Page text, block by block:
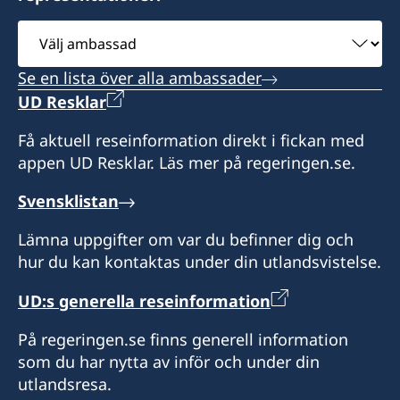
Välj
ambassad
Se en lista över alla ambassader
UD Resklar
Få aktuell reseinformation direkt i fickan med
appen UD Resklar. Läs mer på regeringen.se.
Svensklistan
Lämna uppgifter om var du befinner dig och
hur du kan kontaktas under din utlandsvistelse.
UD:s generella reseinformation
På regeringen.se finns generell information
som du har nytta av inför och under din
utlandsresa.